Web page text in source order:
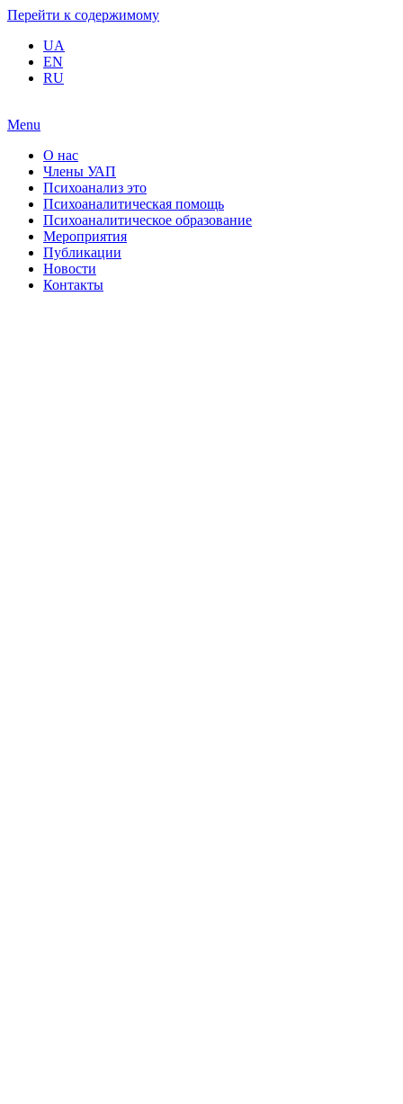
Перейти к содержимому
UA
EN
RU
Menu
О нас
Члены УАП
Психоанализ это
Психоаналитическая помощь
Психоаналитическое образование
Мероприятия
Публикации
Новости
Контакты